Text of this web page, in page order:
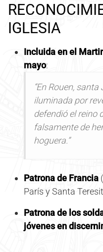
IGLESIA
Incluida en el
mayo:
“En Rouen,
iluminada por
defendió el reino
falsamente de
hoguera.”
Patrona de Francia
París y Santa
Patrona de los
jóvenes en